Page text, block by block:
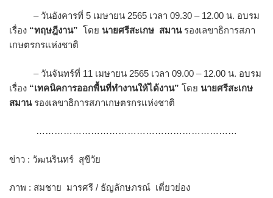
– วันอังคารที่ 5 เมษายน 2565 เวลา 09.30 – 12.00 น. อบรม
เรื่อง “ทฤษฎีงาน” โดย นายศรีสะเกษ สมานรองเลขาธิการสภา
เกษตรกรแห่งชาติ
– วันจันทร์ที่ 11 เมษายน 2565 เวลา 09.00 – 12.00 น. อบรม
เรื่อง “เทคนิคการออกพื้นที่ทำงานให้ได้งาน” โดย นายศรีสะเกษ
สมานรองเลขาธิการสภาเกษตรกรแห่งชาติ
…………………………………………………………
ข่าว : วัฒนรินทร์ สุขีวัย
ภาพ : สมชาย มารศรี / ธัญลักษภรณ์ เตี่ยวย่อง